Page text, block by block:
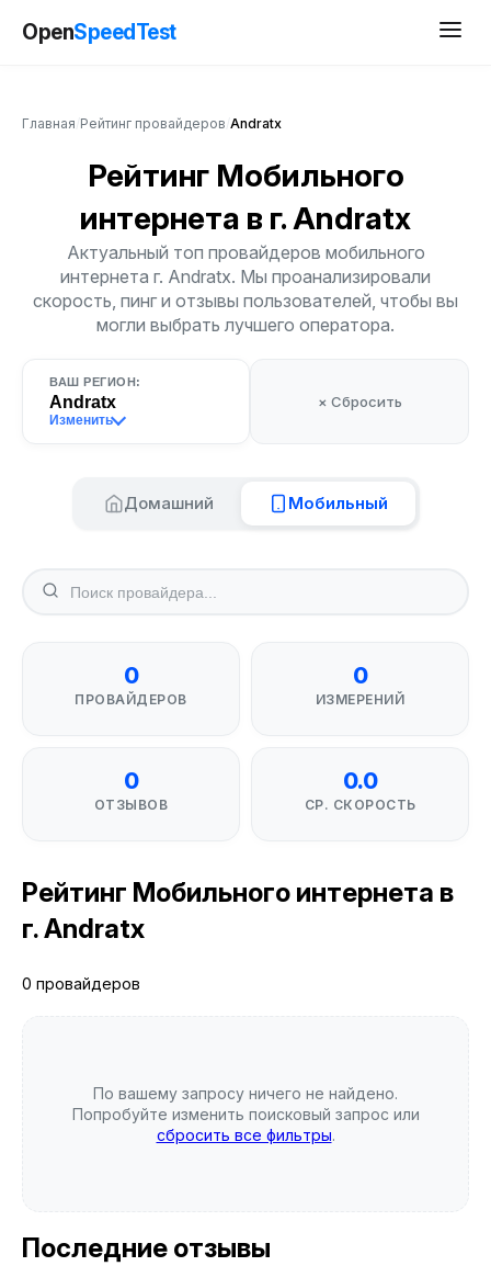
OpenSpeedTest
Главная Рейтинг провайдеров Andratx
Рейтинг Мобильного
интернета в г. Andratx
Актуальный топ провайдеров мобильного
интернета г. Andratx. Мы проанализировали
скорость, пинг и отзывы пользователей, чтобы вы
могли выбрать лучшего оператора.
ВАШ РЕГИОН:
Andratx
Изменить
× Сбросить
Домашний Мобильный
0
ПРОВАЙДЕРОВ
0
ИЗМЕРЕНИЙ
0
ОТЗЫВОВ
0.0
СР. СКОРОСТЬ
Рейтинг Мобильного интернета в
г. Andratx
0 провайдеров
По вашему запросу ничего не найдено.
Попробуйте изменить поисковый запрос или
сбросить все фильтры.
Последние отзывы